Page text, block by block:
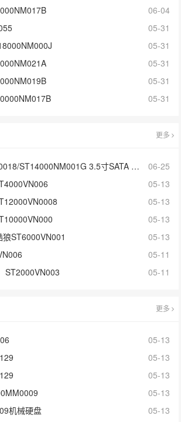
06-04
05-31
05-31
05-31
05-31
05-31
更多
ST14000NM001G 3.5寸SATA 14TB硬盘
06-25
05-13
05-13
05-13
ST6000VN001
05-13
05-11
ST2000VN003
05-11
更多
05-13
05-13
05-13
05-13
机械硬盘
05-13